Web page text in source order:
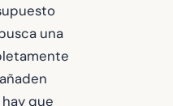
una
que